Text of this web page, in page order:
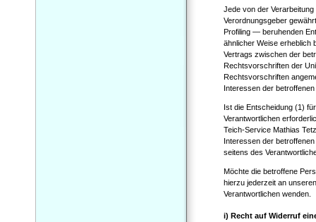
Jede von der
Verordnungsgeber
Profiling — beruhenden
ähnlicher Weise erheblich
Vertrags zwischen der
Rechtsvorschriften der
Rechtsvorschriften
Interessen der
Ist die Entscheidung (1)
Verantwortlichen
Teich-Service Mathias
Interessen der
seitens des
Möchte die betroffene
hierzu jederzeit an
Verantwortlichen wenden.
i) Recht auf Widerruf